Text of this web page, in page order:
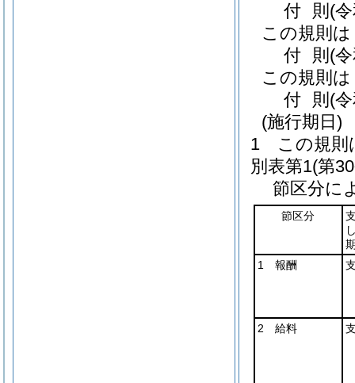
付 則 (
この規則
付 則 (
この規則
付 則 (
(施行期日)
1
この規則
別表第1(第
節区分に
節区分
1 報酬
2 給料